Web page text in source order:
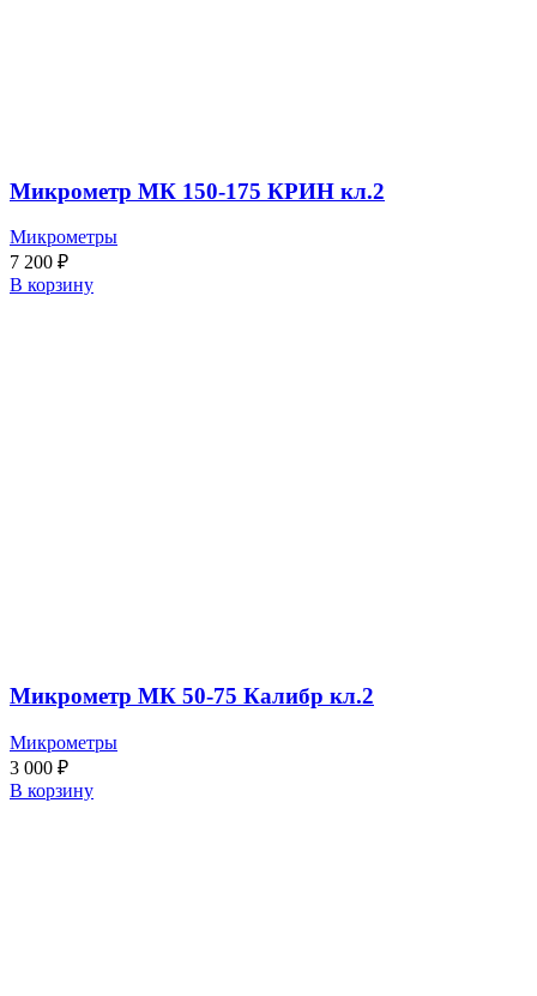
Микрометр МК 150-175 КРИН кл.2
Микрометры
7 200 ₽
В корзину
Микрометр МК 50-75 Калибр кл.2
Микрометры
3 000 ₽
В корзину